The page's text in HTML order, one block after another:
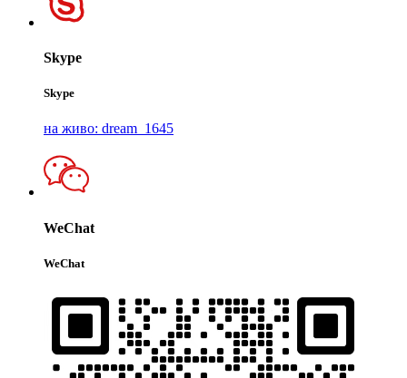
Skype
Skype
на живо: dream_1645
WeChat
WeChat